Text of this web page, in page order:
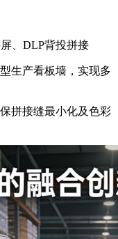
、DLP背投拼接
生产看板墙，实现多
拼接缝最小化及色彩